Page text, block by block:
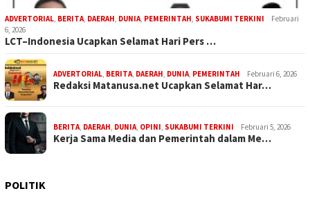
ADVERTORIAL, BERITA, DAERAH, DUNIA, PEMERINTAH, SUKABUMI TERKINI
Februari
6, 2026
LCT–Indonesia Ucapkan Selamat Hari Pers …
ADVERTORIAL, BERITA, DAERAH, DUNIA, PEMERINTAH Februari 6, 2026
Redaksi Matanusa.net Ucapkan Selamat Har…
BERITA, DAERAH, DUNIA, OPINI, SUKABUMI TERKINI Februari 5, 2026
Kerja Sama Media dan Pemerintah dalam Me…
POLITIK